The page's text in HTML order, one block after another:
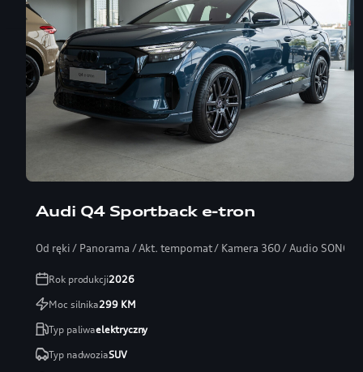
Audi Q4 Sportback e-tron
Od ręki / Panorama / Akt. tempomat / Kamera 360 / Audio SONOS
Rok produkcji2026
Moc silnika299KM
Typ paliwaelektryczny
Typ nadwoziaSUV